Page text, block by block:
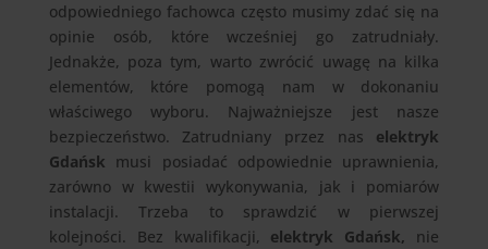
odpowiedniego fachowca często musimy zdać się na
opinie osób, które wcześniej go zatrudniały.
Jednakże, poza tym, warto zwrócić uwagę na kilka
elementów, które pomogą nam w dokonaniu
właściwego wyboru. Najważniejsze jest nasze
bezpieczeństwo. Zatrudniany przez nas elektryk
Gdańsk musi posiadać odpowiednie uprawnienia,
zarówno w kwestii wykonywania, jak i pomiarów
instalacji. Trzeba to sprawdzić w pierwszej
kolejności. Bez kwalifikacji, elektryk Gdańsk, nie